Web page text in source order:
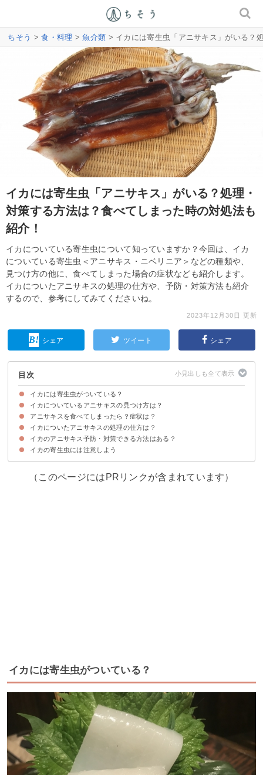
ちそう >食・料理 >魚介類 > イカには寄生虫「アニサキス」がいる？
イカには寄生虫「アニサキス」がいる？処理・
対策する方法は？食べてしまった時の対処法も
紹介！
イカについている寄生虫について知っていますか？今回は、イカ
についている寄生虫＜アニサキス・ニベリニア＞などの種類や、
見つけ方の他に、食べてしまった場合の症状なども紹介します。
イカについたアニサキスの処理の仕方や、予防・対策方法も紹介
するので、参考にしてみてくださいね。
2023年12月30日 更新
シェア ツイート シェア
目次
イカには寄生虫がついている？
イカには寄生虫「アニサキス」がついていることがある
イカについている可能性がある他の寄生虫
イカについているアニサキスの見つけ方は？
①ライトで透かして見る
②白以外のまな板を使う
③ブラックライトを使う
アニサキスを食べてしまったら？症状は？
アニサキスを食べると激しい胃痛に襲われる可能性がある
症状が出たら病院へ行く
イカについたアニサキスの処理の仕方は？
①加熱する
②冷凍する
③酢に漬ける
④細かく切る
イカのアニサキス予防・対策できる方法はある？
①内臓をできるだけ早く取り除く
②肝は食べるのを避ける
③新鮮なイカを食べる
イカの寄生虫には注意しよう
（このページにはPRリンクが含まれています）
イカには寄生虫がついている？